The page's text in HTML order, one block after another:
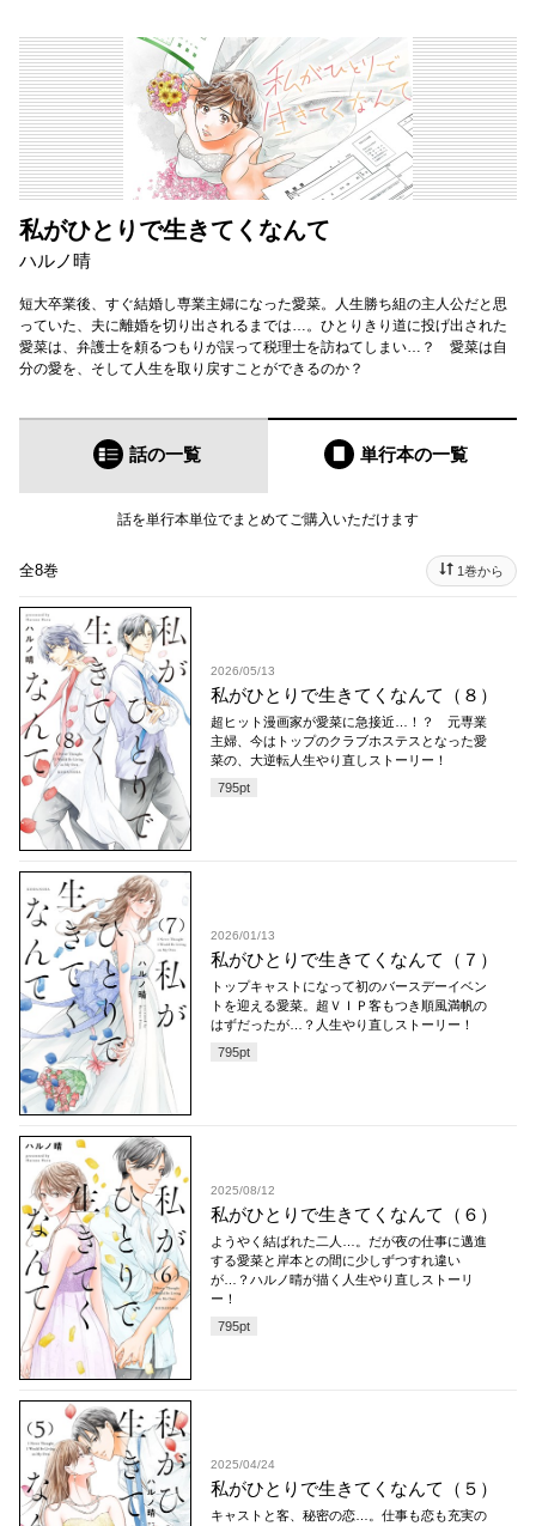
私がひとりで生きてくなんて
ハルノ晴
短大卒業後、すぐ結婚し専業主婦になった愛菜。人生勝ち組の主人公だと思
っていた、夫に離婚を切り出されるまでは…。ひとりきり道に投げ出された
愛菜は、弁護士を頼るつもりが誤って税理士を訪ねてしまい…？ 愛菜は自
分の愛を、そして人生を取り戻すことができるのか？
話の一覧 単行本の一覧
話を単行本単位でまとめてご購入いただけます
全8巻 1巻から
2026/05/13
私がひとりで生きてくなんて（８）
超ヒット漫画家が愛菜に急接近…！？ 元専業
主婦、今はトップのクラブホステスとなった愛
菜の、大逆転人生やり直しストーリー！
795pt
2026/01/13
私がひとりで生きてくなんて（７）
トップキャストになって初のバースデーイベン
トを迎える愛菜。超ＶＩＰ客もつき順風満帆の
はずだったが…？人生やり直しストーリー！
795pt
2025/08/12
私がひとりで生きてくなんて（６）
ようやく結ばれた二人…。だが夜の仕事に邁進
する愛菜と岸本との間に少しずつすれ違い
が…？ハルノ晴が描く人生やり直しストーリ
ー！
795pt
2025/04/24
私がひとりで生きてくなんて（５）
キャストと客、秘密の恋…。仕事も恋も充実の